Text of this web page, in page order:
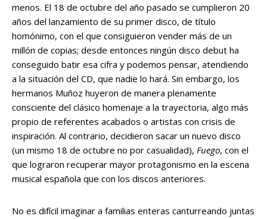
menos. El 18 de octubre del año pasado se cumplieron 20
años del lanzamiento de su primer disco, de título
homónimo, con el que consiguieron vender más de un
millón de copias; desde entonces ningún disco debut ha
conseguido batir esa cifra y podemos pensar, atendiendo
a la situación del CD, que nadie lo hará. Sin embargo, los
hermanos Muñoz huyeron de manera plenamente
consciente del clásico homenaje a la trayectoria, algo más
propio de referentes acabados o artistas con crisis de
inspiración. Al contrario, decidieron sacar un nuevo disco
(un mismo 18 de octubre no por casualidad), Fuego, con el
que lograron recuperar mayor protagonismo en la escena
musical española que con los discos anteriores.
No es difícil imaginar a familias enteras canturreando juntas